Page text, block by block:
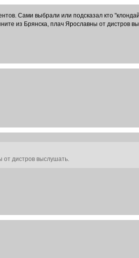
Сами выбрали или подсказал кто
из Брянска, плач Ярославны от дистров
от дистров выслушать.